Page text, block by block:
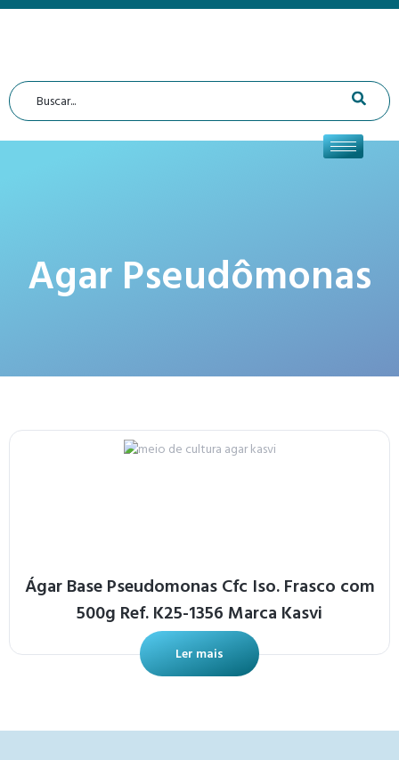
Agar Pseudômonas
Ágar Base Pseudomonas Cfc Iso. Frasco com
500g Ref. K25-1356 Marca Kasvi
Ler mais